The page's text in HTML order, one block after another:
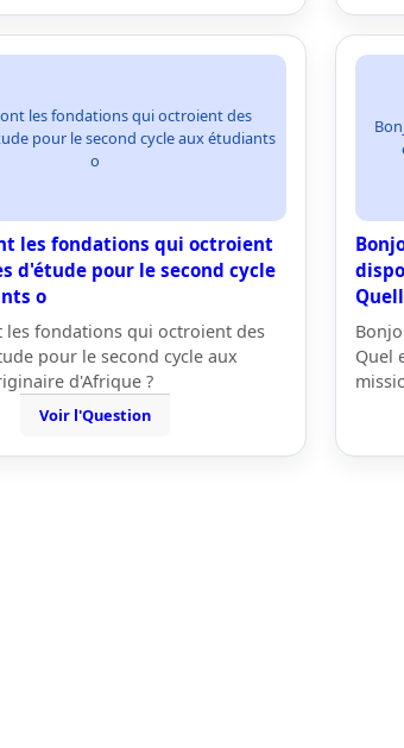
les fondations qui octroient des
pour le second cycle aux étudiants
o
les fondations qui octroient
d'étude pour le second cycle
o
les fondations qui octroient des
pour le second cycle aux
d'Afrique ?
Voir l'Question
Quel